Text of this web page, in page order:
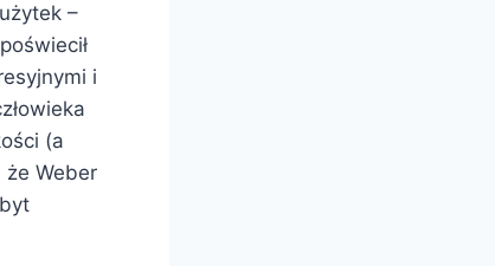
–
i
(a
że Weber